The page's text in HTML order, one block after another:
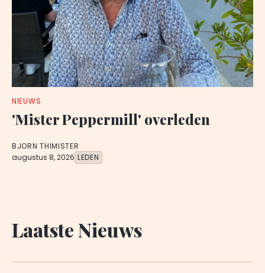
NIEUWS
'Mister Peppermill' overleden
BJORN THIMISTER
augustus 8, 2026 LEDEN
Laatste Nieuws